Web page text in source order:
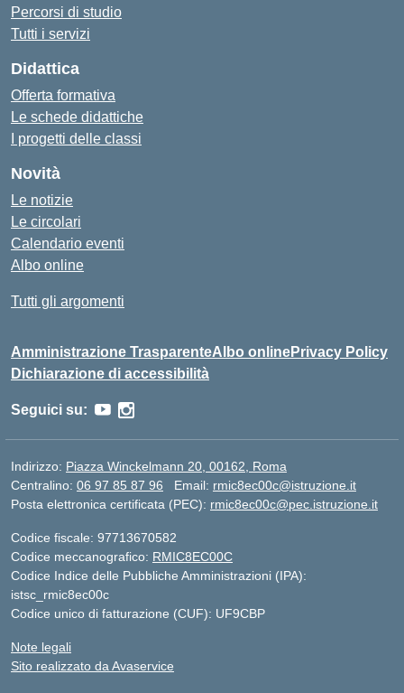
Percorsi di studio
Tutti i servizi
Didattica
Offerta formativa
Le schede didattiche
I progetti delle classi
Novità
Le notizie
Le circolari
Calendario eventi
Albo online
Tutti gli argomenti
Amministrazione TrasparenteAlbo onlinePrivacy Policy
Dichiarazione di accessibilità
Seguici su:
Indirizzo: Piazza Winckelmann 20, 00162, Roma
Centralino: 06 97 85 87 96 Email: rmic8ec00c@istruzione.it
Posta elettronica certificata (PEC): rmic8ec00c@pec.istruzione.it
Codice fiscale: 97713670582
Codice meccanografico: RMIC8EC00C
Codice Indice delle Pubbliche Amministrazioni (IPA):
istsc_rmic8ec00c
Codice unico di fatturazione (CUF): UF9CBP
Note legali
Sito realizzato da Avaservice